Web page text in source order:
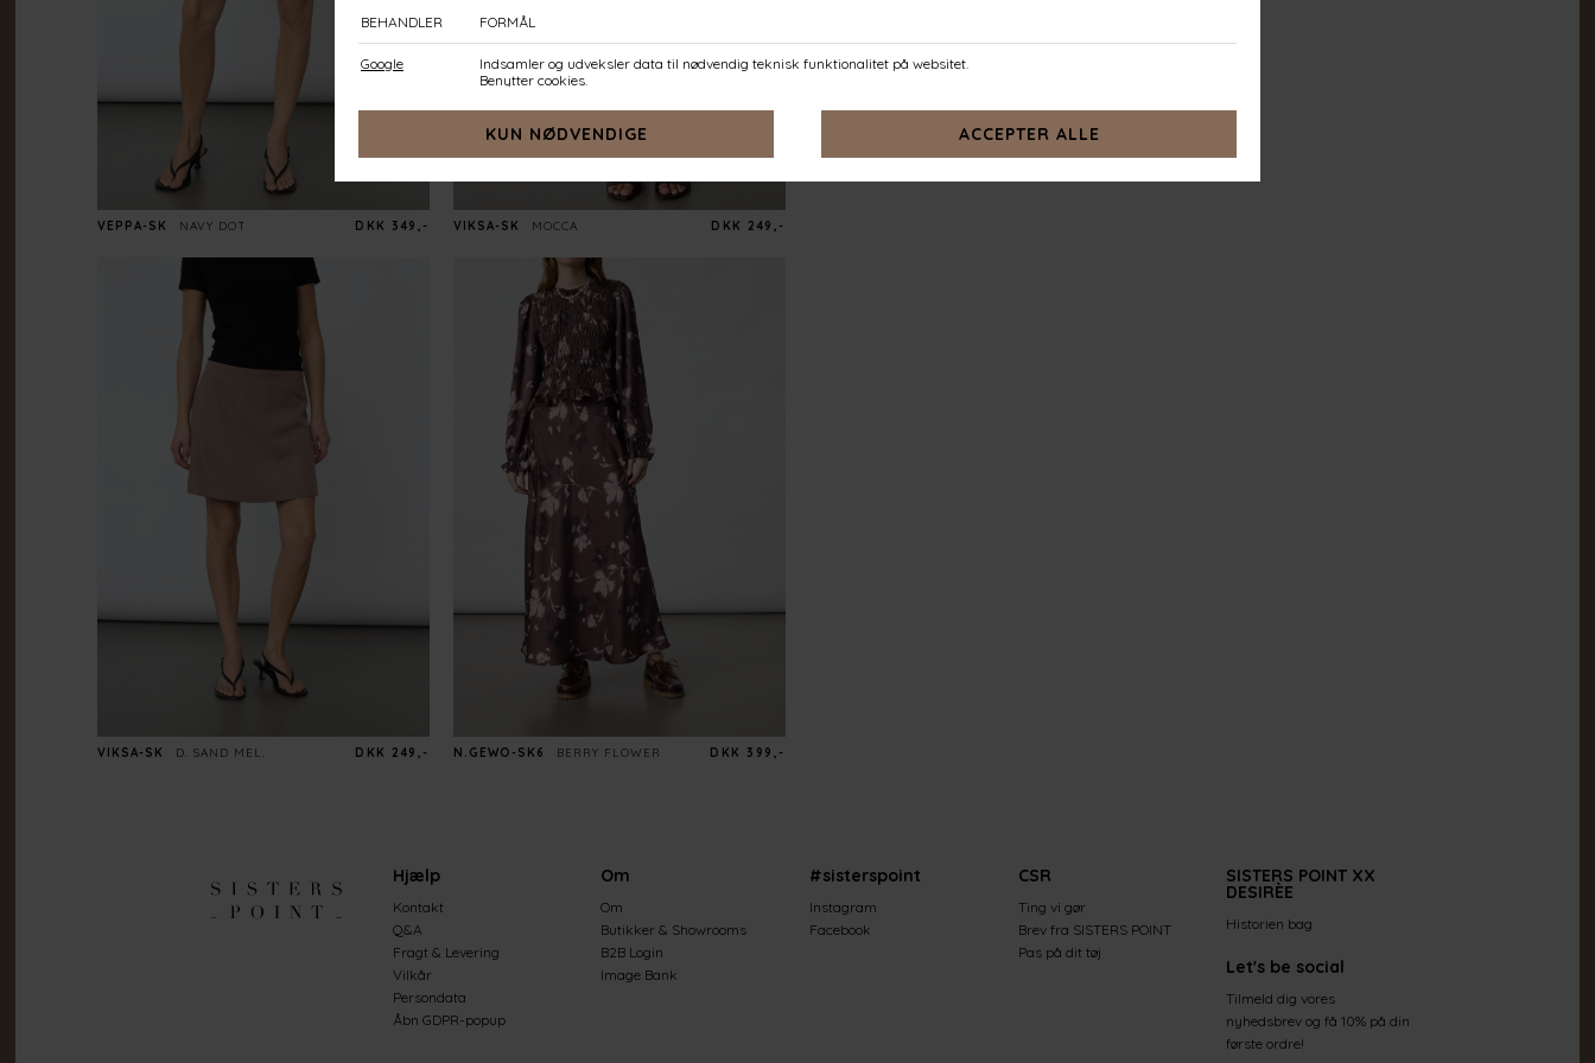
VEPPA-SK NAVY DOT DKK 349,- VIKSA-SK MOCCA DKK 249,-
VIKSA-SK D. SAND MEL. DKK 249,- N.GEWO-SK6 BERRY FLOWER DKK 399,-
Hjælp
Kontakt
Q&A
Fragt & Levering
Vilkår
Persondata
Åbn GDPR-popup
Om
Om
Butikker & Showrooms
B2B Login
Image Bank
#sisterspoint
Instagram
Facebook
CSR
Ting vi gør
Brev fra SISTERS POINT
Pas på dit tøj
SISTERS POINT XX
DESIRÈE
Historien bag
Let's be social
Tilmeld dig vores
nyhedsbrev og få 10% på din
første ordre!